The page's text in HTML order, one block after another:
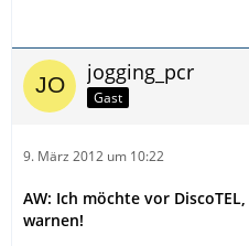
jogging_pcr
Gast
9. März 2012 um 10:22
AW: Ich möchte vor
warnen!